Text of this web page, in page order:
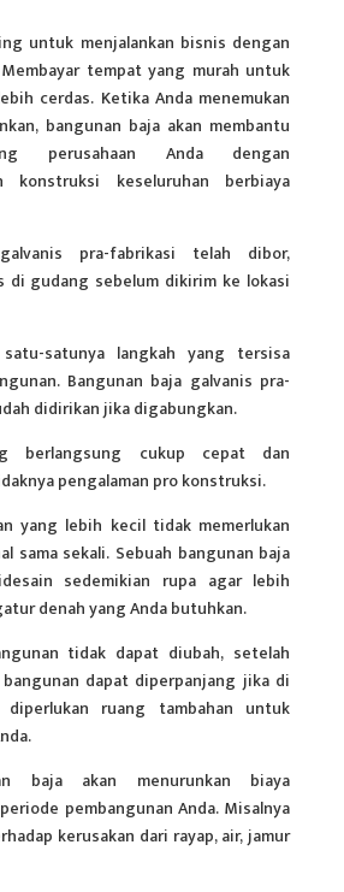
untuk menjalankan bisnis dengan
tempat yang murah untuk
cerdas. Ketika Anda menemukan
bangunan baja akan membantu
perusahaan Anda dengan
konstruksi keseluruhan berbiaya
pra-fabrikasi telah dibor,
di gudang sebelum dikirim ke lokasi
satunya langkah yang tersisa
Bangunan baja galvanis pra-
didirikan jika digabungkan.
berlangsung cukup cepat dan
pengalaman pro konstruksi.
yang lebih kecil tidak memerlukan
sama sekali. Sebuah bangunan baja
sedemikian rupa agar lebih
denah yang Anda butuhkan.
tidak dapat diubah, setelah
dapat diperpanjang jika di
diperlukan ruang tambahan untuk
baja akan menurunkan biaya
pembangunan Anda. Misalnya
kerusakan dari rayap, air, jamur